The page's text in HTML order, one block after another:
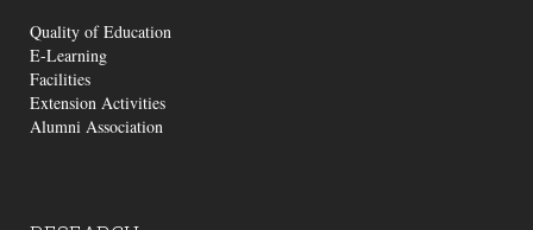
Quality of Education
E-Learning
Facilities
Extension Activities
Alumni Association